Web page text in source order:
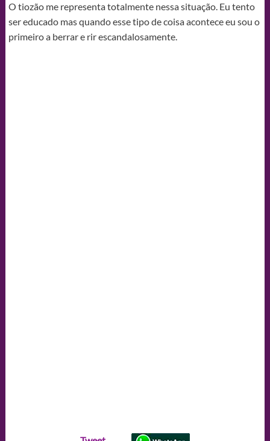
O tiozão me representa totalmente nessa situação. Eu tento
ser educado mas quando esse tipo de coisa acontece eu sou o
primeiro a berrar e rir escandalosamente.